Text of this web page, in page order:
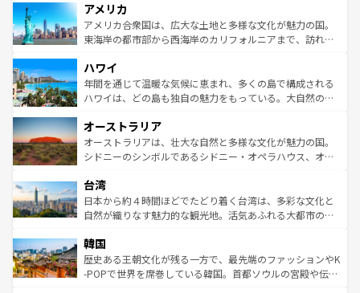
ンツ一覧を参照してほしい。
の建物がそのまま残る町や、スイスならではのユニークな
博物館もあり、アルプス観光だけでなく町歩きも満喫する
ことができる。国民の所得が高いため物価も高いが、旅行
ば市内交通費無料で観光を楽しむこともできる。 なお、新
着のスイス情報はコンテンツ一覧 を参照してほしい。
アメリカ
アメリカ合衆国は、広大な土地と多様な文化が魅力の国。
東海岸の都市部から西海岸のカリフォルニアまで、訪れる
のような巨大都市は、観光、ショッピング、エンターテイ
ンメントが詰まった刺激的なスポットだ。一方、アメリカ
西部には大自然が広がり、グランドキャニオンやイエロー
部のニューオーリンズでは、音楽と美食が融合した独特の
文化が魅力。旅行者はアメリカの各地域で異なる魅力を楽
しみながら、その多様性と豊かな歴史を感じることができ
ならではの贅沢な旅のスタイルだ。 なお、新着のアメリカ
情報はコンテンツ一覧を参照してほしい。
ハワイ
年間を通じて温暖な気候に恵まれ、多くの島で構成される
ハワイは、どの島も独自の魅力をもっている。大自然の神
ワイ島は見逃せない。また、定番の観光地といえばオアフ
島だが、静かな自然を求めるならマウイ島やカウアイ島が
おすすめ。エメラルドグリーンに輝く海をはじめ、豊かな
れるおもてなしの心で訪れる人々を迎えてくれるハワイの
人々、おいしいローカルフードやハワイアンミュージッ
ク、伝統的なフラダンスなど、すべてがハワイの魅力を彩
ワイを、存分に味わってほしい。 なお、新着のハワイ情報
はコンテンツ一覧を参照してほしい。
オーストラリア
オーストラリアは、壮大な自然と多様な文化が魅力の国。
シドニーのシンボルであるシドニー・オペラハウス、オー
リアリーフや大陸中央部にそびえるウルル（エアーズロッ
ク）、タスマニアの美しい原生林やケアンズの熱帯雨林な
ど、見どころがたくさん。また、カフェやワイン、オージ
いる。アクティビティも充実しており、サーフィンやダイ
ビング、ハイキングなど、アウトドア好きにはたまらな
い。オーストラリアの多彩な魅力を存分に味わいつくそ
台湾
日本から約４時間ほどでたどり着く台湾は、多彩な文化と
自然が織りなす魅力的な観光地。活気あふれる大都市の台
ン）、静ひつな山岳地帯である台湾東部など、都市の喧騒
と山間の静けさが共存しており、訪れる人に新しい発見と
驚きをもたらしてくれる。また、奥深い台湾の食文化も魅
韓国
歴史ある王朝文化が残る一方で、最先端のファッションやK
-POPで世界を席巻している韓国。首都ソウルの宮殿や伝統